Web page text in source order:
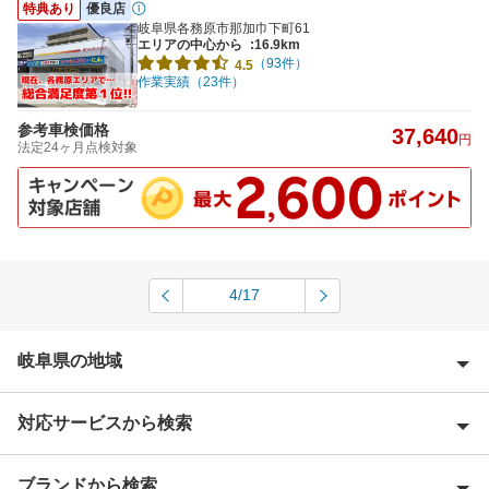
特典あり
優良店
岐阜県各務原市那加巾下町61
エリアの中心から
:16.9km
4.5 （93件）
作業実績（23件）
参考車検価格
法定24ヶ月点検対象 37,640円
4/17
岐阜県の地域
安八郡
対応サービスから検索
ブランドから検索